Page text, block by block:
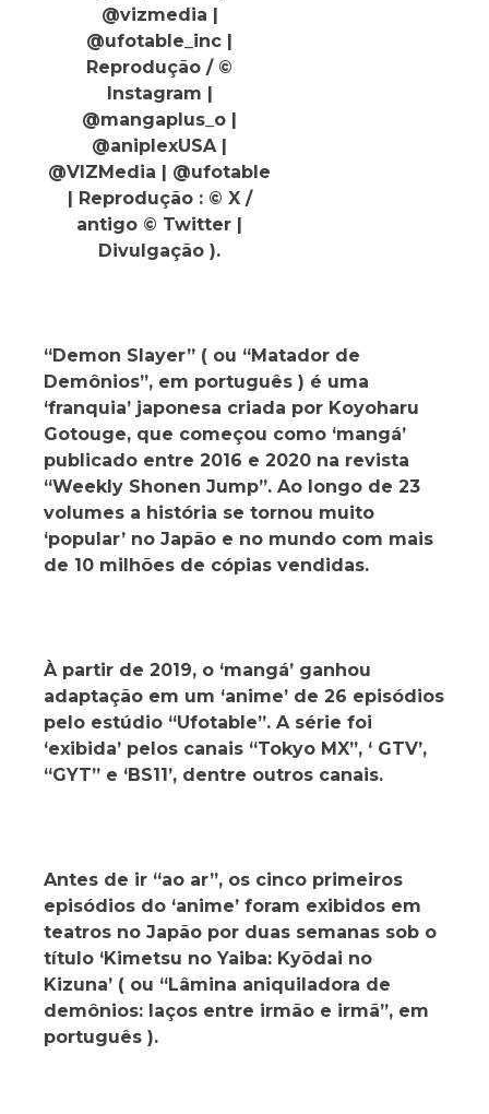
@vizmedia |
@ufotable_inc |
Reprodução / ©
Instagram |
@mangaplus_o |
@aniplexUSA |
@VIZMedia | @ufotable
| Reprodução : © X /
antigo © Twitter |
Divulgação ).
“Demon Slayer” ( ou “Matador de
Demônios”, em português ) é uma
‘franquia’ japonesa criada por Koyoharu
Gotouge, que começou como ‘mangá’
publicado entre 2016 e 2020 na revista
“Weekly Shonen Jump”. Ao longo de 23
volumes a história se tornou muito
‘popular’ no Japão e no mundo com mais
de 10 milhões de cópias vendidas.
À partir de 2019, o ‘mangá’ ganhou
adaptação em um ‘anime’ de 26 episódios
pelo estúdio “Ufotable”. A série foi
‘exibida’ pelos canais “Tokyo MX”, ‘ GTV’,
“GYT” e ‘BS11’, dentre outros canais.
Antes de ir “ao ar”, os cinco primeiros
episódios do ‘anime’ foram exibidos em
teatros no Japão por duas semanas sob o
título ‘Kimetsu no Yaiba: Kyōdai no
Kizuna’ ( ou “Lâmina aniquiladora de
demônios: laços entre irmão e irmã”, em
português ).